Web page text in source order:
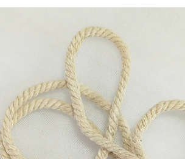
Huellas para Primera
comunión personalizadas